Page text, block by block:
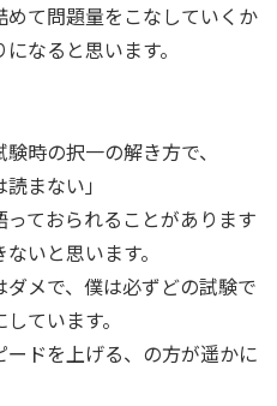
て問題量をこなしていくか
なると思います。
時の択一の解き方で、
まない」
ておられることがあります
いと思います。
メで、僕は必ずどの試験で
ています。
ドを上げる、の方が遥かに